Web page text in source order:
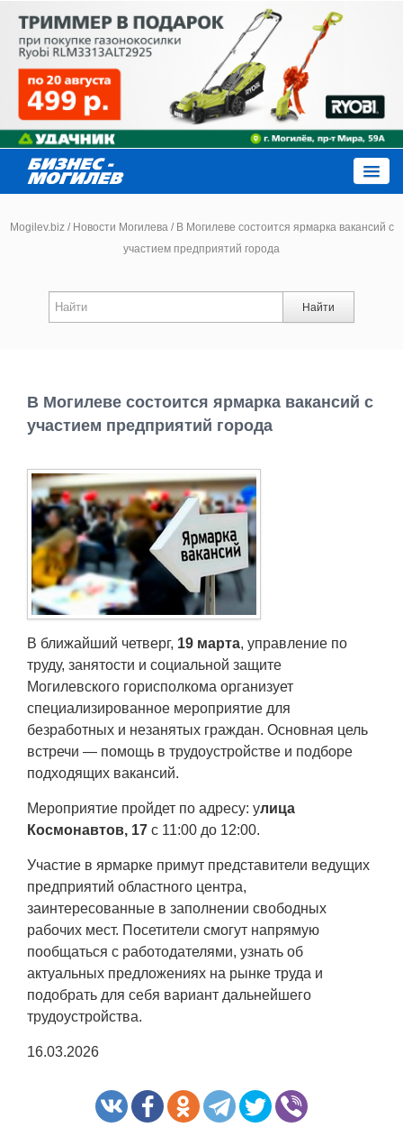
Новости
Работа
Афиша
Объявления
Транспорт
Погода
Еще
Mogilev.biz / Новости Могилева /В Могилеве состоится ярмарка вакансий с
участием предприятий города
Найти
В Могилеве состоится ярмарка вакансий с
участием предприятий города
В ближайший четверг, 19 марта, управление по
труду, занятости и социальной защите
Могилевского горисполкома организует
специализированное мероприятие для
безработных и незанятых граждан. Основная цель
встречи — помощь в трудоустройстве и подборе
подходящих вакансий.
Мероприятие пройдет по адресу: улица
Космонавтов, 17 с 11:00 до 12:00.
Участие в ярмарке примут представители ведущих
предприятий областного центра,
заинтересованные в заполнении свободных
рабочих мест. Посетители смогут напрямую
пообщаться с работодателями, узнать об
актуальных предложениях на рынке труда и
подобрать для себя вариант дальнейшего
трудоустройства.
16.03.2026